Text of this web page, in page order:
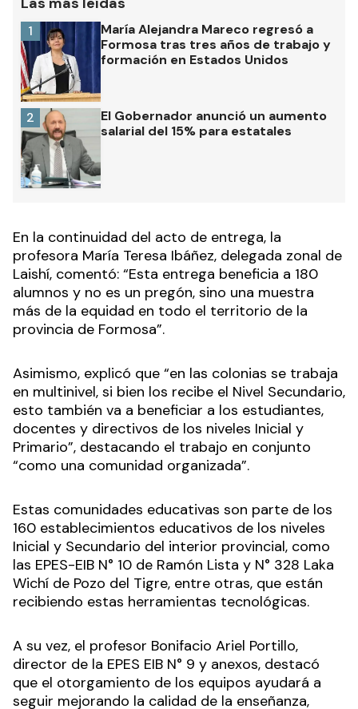
María Alejandra Mareco regresó a
Formosa tras tres años de trabajo y
formación en Estados Unidos
1
El Gobernador anunció un aumento
salarial del 15% para estatales
2
En la continuidad del acto de entrega, la
profesora María Teresa Ibáñez, delegada zonal de
Laishí, comentó: “Esta entrega beneficia a 180
alumnos y no es un pregón, sino una muestra
más de la equidad en todo el territorio de la
provincia de Formosa”.
Asimismo, explicó que “en las colonias se trabaja
en multinivel, si bien los recibe el Nivel Secundario,
esto también va a beneficiar a los estudiantes,
docentes y directivos de los niveles Inicial y
Primario”, destacando el trabajo en conjunto
“como una comunidad organizada”.
Estas comunidades educativas son parte de los
160 establecimientos educativos de los niveles
Inicial y Secundario del interior provincial, como
las EPES-EIB N° 10 de Ramón Lista y N° 328 Laka
Wichí de Pozo del Tigre, entre otras, que están
recibiendo estas herramientas tecnológicas.
A su vez, el profesor Bonifacio Ariel Portillo,
director de la EPES EIB N° 9 y anexos, destacó
que el otorgamiento de los equipos ayudará a
seguir mejorando la calidad de la enseñanza,